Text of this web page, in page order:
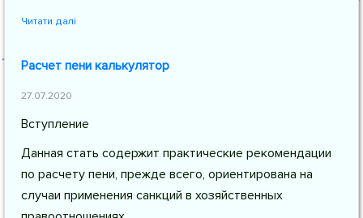
Читати далі
Расчет пени калькулятор
27.07.2020
Вступление
Данная стать содержит практические рекомендации
по расчету пени, прежде всего, ориентирована на
случаи применения санкций в хозяйственных